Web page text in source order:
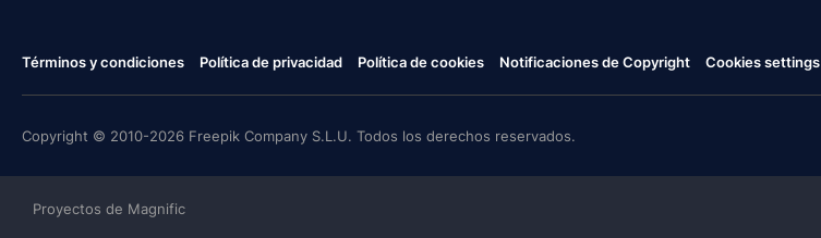
Términos y condiciones Política de privacidad Política de cookies Notificaciones de Copyright Cookies settings
Copyright © 2010-2026 Freepik Company S.L.U. Todos los derechos reservados.
Proyectos de Magnific